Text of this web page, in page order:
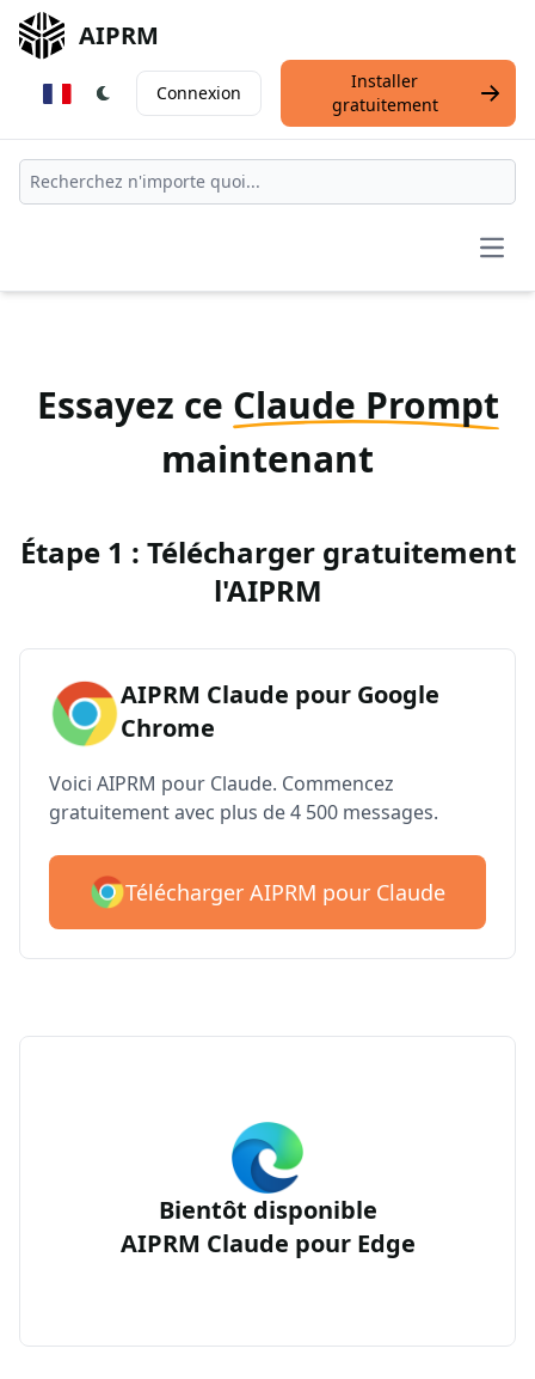
AIPRM
Connexion
Installer
gratuitement
Essayez ce Claude Prompt
maintenant
Étape 1 : Télécharger gratuitement
l'AIPRM
AIPRM Claude pour Google
Chrome
Voici AIPRM pour Claude. Commencez
gratuitement avec plus de 4 500 messages.
Télécharger AIPRM pour Claude
Bientôt disponible
AIPRM Claude pour Edge